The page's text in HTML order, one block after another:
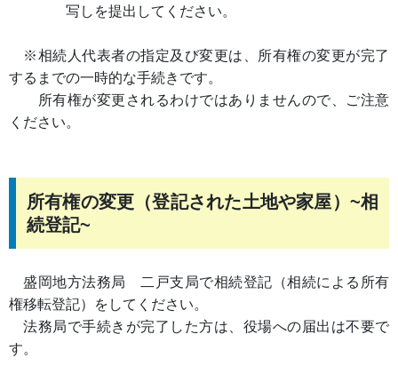
写しを提出してください。
※相続人代表者の指定及び変更は、所有権の変更が完了
するまでの一時的な手続きです。
所有権が変更されるわけではありませんので、ご注意
ください。
所有権の変更（登記された土地や家屋）~相
続登記~
盛岡地方法務局 二戸支局で相続登記（相続による所有
権移転登記）をしてください。
法務局で手続きが完了した方は、役場への届出は不要で
す。